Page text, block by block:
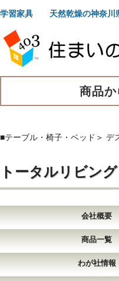
学習家具 天然乾燥の神奈川
商品か
■テーブル・椅子・ベッド ＞ デ
トータルリビン
会社概要
商品一覧
わが社情報